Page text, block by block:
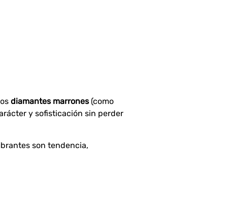
diamantes marrones(como
y sofisticación sin perder
son tendencia,